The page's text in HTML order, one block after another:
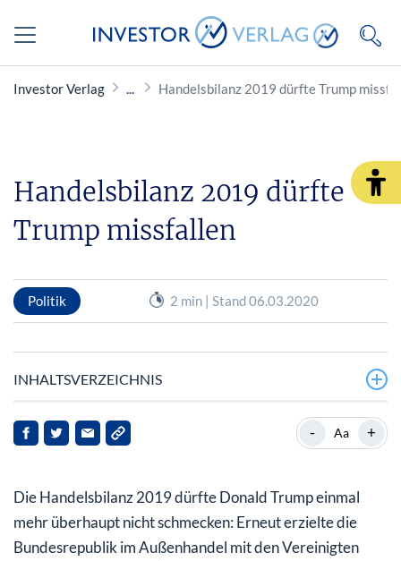
Investor Verlag Handelsbilanz 2019 dürfte Trump
Handelsbilanz 2019 dürfte
Trump missfallen
Politik 2 min | Stand 06.03.2020
INHALTSVERZEICHNIS
China: Als Handelspartner immer wichtiger
- Aa +
Die Handelsbilanz 2019 dürfte Donald Trump einmal
mehr überhaupt nicht schmecken: Erneut erzielte die
Bundesrepublik im Außenhandel mit den Vereinigten